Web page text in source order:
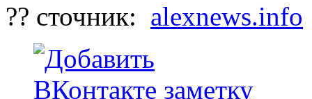
?? сточник: alexnews.info